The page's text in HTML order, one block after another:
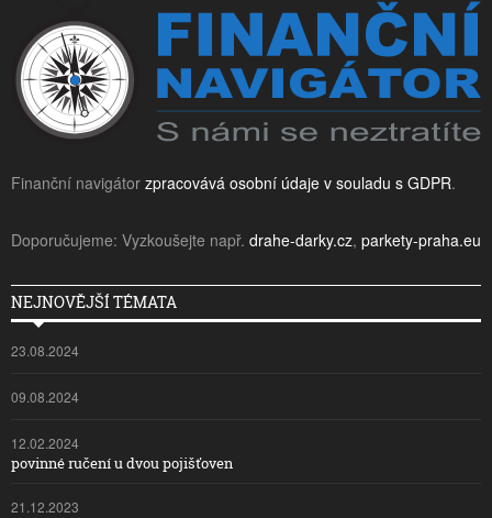
Finanční navigátor zpracovává osobní údaje v souladu s GDPR.
Doporučujeme: Vyzkoušejte např. drahe-darky.cz, parkety-praha.eu
NEJNOVĚJŠÍ TÉMATA
23.08.2024
09.08.2024
12.02.2024
povinné ručení u dvou pojišťoven
21.12.2023